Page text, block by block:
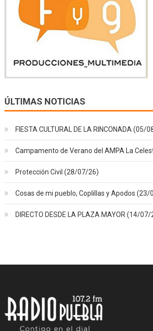
ÚLTIMAS NOTICIAS
FIESTA CULTURAL DE LA RINCONADA (05/
Campamento de Verano del AMPA La
Protección Civil (28/07/26)
Cosas de mi pueblo, Coplillas y Apodos (23/
DIRECTO DESDE LA PLAZA MAYOR (14/07/